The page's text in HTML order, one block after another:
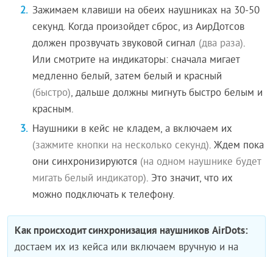
Зажимаем клавиши на обеих наушниках на 30-50
секунд. Когда произойдет сброс, из АирДотсов
должен прозвучать звуковой сигнал (два раза).
Или смотрите на индикаторы: сначала мигает
медленно белый, затем белый и красный
(быстро), дальше должны мигнуть быстро белым и
красным.
Наушники в кейс не кладем, а включаем их
(зажмите кнопки на несколько секунд). Ждем пока
они синхронизируются (на одном наушнике будет
мигать белый индикатор). Это значит, что их
можно подключать к телефону.
Как происходит синхронизация наушников AirDots:
достаем их из кейса или включаем вручную и на